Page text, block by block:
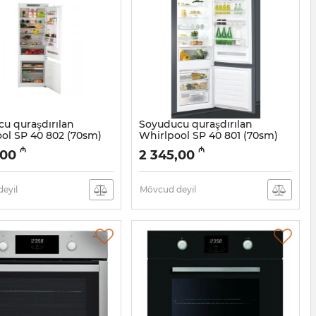
quraşdırılan
SP 40 802 (70sm)
₼
Soyuducu quraşdırılan
Whirlpool SP 40 801 (70sm)
Artikul: 005058014
2 345,00 ₼
Mövcud deyil